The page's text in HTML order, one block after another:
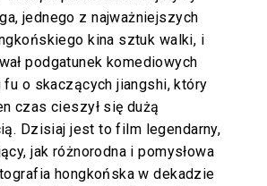
jednego z najważniejszych
kina sztuk walki, i
podgatunek komediowych
o skaczących jiangshi, który
czas cieszył się dużą
Dzisiaj jest to film legendarny,
jak różnorodna i pomysłowa
hongkońska w dekadzie